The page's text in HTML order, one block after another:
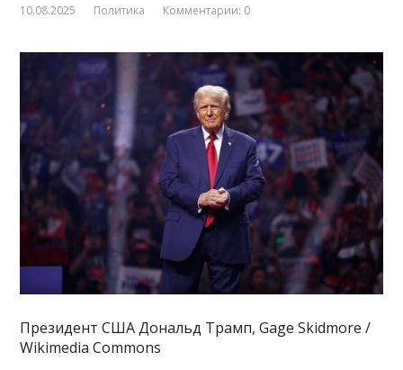
10.08.2025 Политика Комментарии: 0
Президент США Дональд Трамп, Gage Skidmore /
Wikimedia Commons